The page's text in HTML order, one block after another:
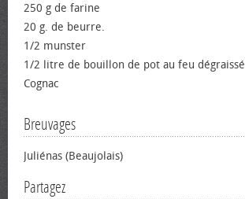
250 g de farine
20 g. de beurre.
1/2 munster
1/2 litre de bouillon de pot au feu dégraissé
Cognac
Breuvages
Juliénas (Beaujolais)
Partagez